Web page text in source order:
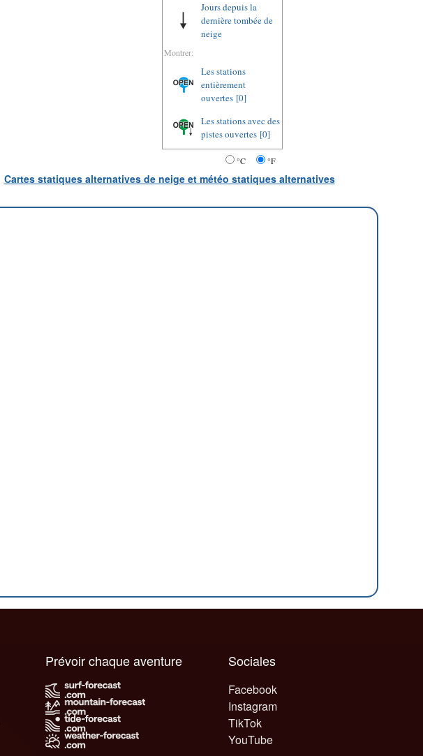
Jours depuis la
dernière tombée de
neige
Montrer:
Les stations
entièrement
ouvertes [0]
Les stations avec des
pistes ouvertes [0]
°C °F
Cartes statiques alternatives de neige et météo statiques alternatives
Sociales
Facebook
Instagram
TikTok
YouTube
Prévoir chaque aventure